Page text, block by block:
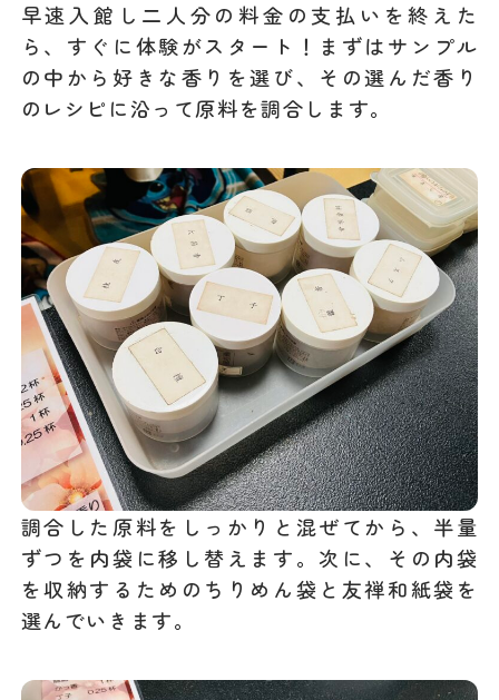
早速入館し二人分の料金の支払いを終えた
ら、すぐに体験がスタート！まずはサンプル
の中から好きな香りを選び、その選んだ香り
のレシピに沿って原料を調合します。
調合した原料をしっかりと混ぜてから、半量
ずつを内袋に移し替えます。次に、その内袋
を収納するためのちりめん袋と友禅和紙袋を
選んでいきます。